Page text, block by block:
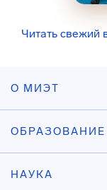
Читать
О МИЭТ
ОБРАЗОВАНИЕ
НАУКА